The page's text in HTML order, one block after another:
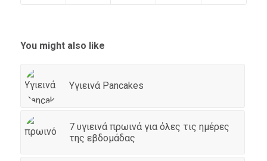
You might also like
Υγιεινά Pancakes
7 υγιεινά πρωινά για όλες τις ημέρες
της εβδομάδας